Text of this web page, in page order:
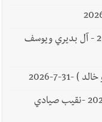
وفاة بدرية يوسف بديري -الدفن 1-8-2026 - آل بديري ويوسف
31-7-2026
وفاة الحاج مصطفى محمود بوجي -31-7-2026 -نقيب صيادي